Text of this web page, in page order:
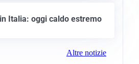
Italia: oggi caldo estremo
Altre notizie